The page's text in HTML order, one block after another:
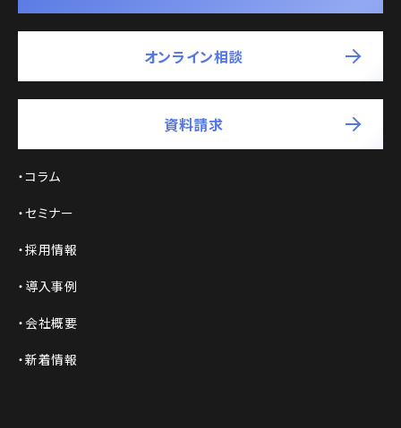
オンライン相談
資料請求
コラム
セミナー
採用情報
導入事例
会社概要
新着情報